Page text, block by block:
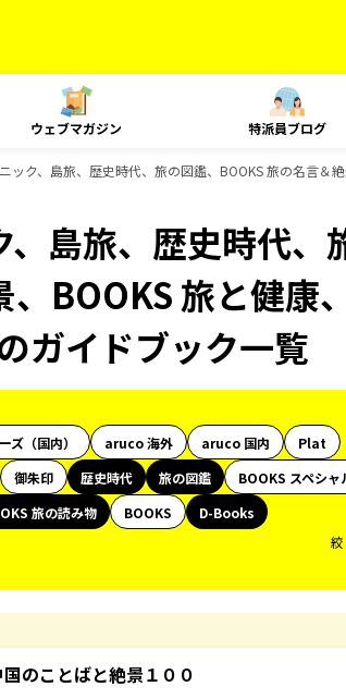
ウェブマガジン 特派員ブログ
ック、島旅、歴史時代、旅の図鑑、BOOKS 旅の名言＆
島旅、歴史時代、
BOOKS 旅と健康
ガイドブック一覧
ズ（国内） aruco 海外 aruco 国内
Plat
御朱印 歴史時代 旅の図鑑
BOOKS スペシャ
旅の読み物 BOOKS
D-Books
のことばと絶景１００